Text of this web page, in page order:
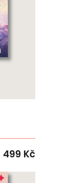
499 Kč